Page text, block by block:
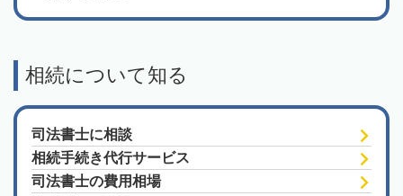
相続について知る
司法書士に相談
相続手続き代行サービス
司法書士の費用相場